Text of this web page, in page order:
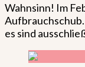
Wahnsinn! Im
es sind